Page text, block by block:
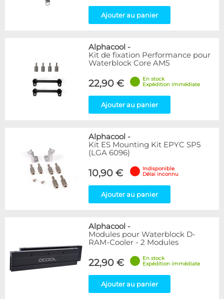
Ajouter au panier
Alphacool -
Kit de fixation Performance pour
Waterblock Core AM5
22,90 €
En stock
Expédition immédiate
Ajouter au panier
Alphacool -
Kit ES Mounting Kit EPYC SP5
(LGA 6096)
10,90 €
Indisponible
Délai inconnu
Ajouter au panier
Alphacool -
Modules pour Waterblock D-
RAM-Cooler - 2 Modules
22,90 €
En stock
Expédition immédiate
Ajouter au panier